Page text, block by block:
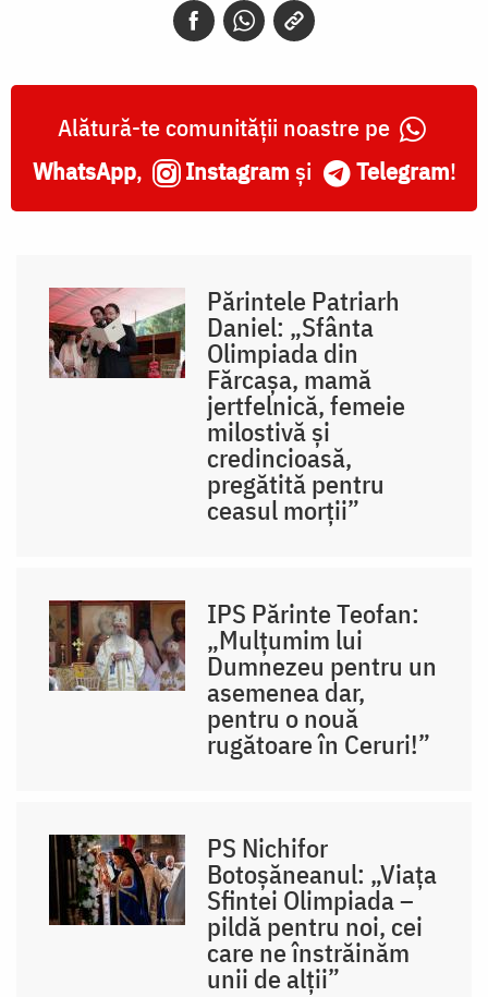
Alătură-te comunității noastre pe
WhatsApp, Instagram și Telegram!
Părintele Patriarh
Daniel: „Sfânta
Olimpiada din
Fărcașa, mamă
jertfelnică, femeie
milostivă și
credincioasă,
pregătită pentru
ceasul morții”
IPS Părinte Teofan:
„Mulțumim lui
Dumnezeu pentru un
asemenea dar,
pentru o nouă
rugătoare în Ceruri!”
PS Nichifor
Botoșăneanul: „Viața
Sfintei Olimpiada –
pildă pentru noi, cei
care ne înstrăinăm
unii de alții”